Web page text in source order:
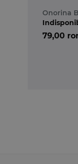
Onorina
79,00